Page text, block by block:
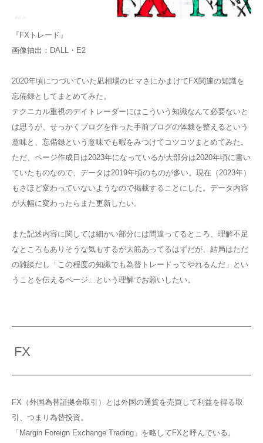
『FXトレード』
画像抽出：DALL・E2
2020年頃につづいていた凪相場のヒマさにかまけてFX関連の知識を
忘備録としてまとめてみた。
テクニカル重視のデイトレーダーにはこういう知識なんて必要ないと
は思うが、せっかくブログを作った手前ブログの体裁を整えるという
意味と、忘備録という意味でも暇をみつけてコツコツまとめてみた。
ただ、ページ作成日は2023年になっているが大部分は2020年頃に書い
ていたものなので、データは2019年頃のものが多い。現在（2023年）
もさほど変わっていないようなので掲載することにした。データ内容
が大幅に変わったらまた更新したい。
また記述内容に関しては細かい部分には間違ってるところ、理解不足
なところもありそうな気もするが大筋あってるはずだが、結局はただ
の雑談だし「この程度の知識でも為替トレードってやれるんだ」とい
うことを伝えるページ…という理解でお願いしたい。
FX
FX（外国為替証拠金取引）とは外国の通貨を売買して利益を得る取
引、つまり為替投資。
「Margin Foreign Exchange Trading」を略してFXと呼んでいる。